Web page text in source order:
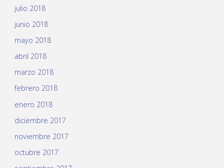
julio 2018
junio 2018
mayo 2018
abril 2018
marzo 2018
febrero 2018
enero 2018
diciembre 2017
noviembre 2017
octubre 2017